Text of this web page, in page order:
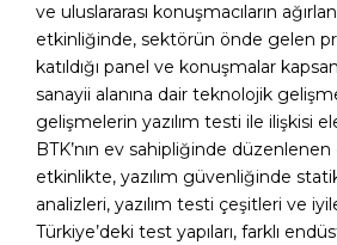
ve uluslararası konuşmacıların
etkinliğinde, sektörün önde gelen
katıldığı panel ve konuşmalar
sanayii alanına dair teknolojik
gelişmelerin yazılım testi ile ilişkisi ele
BTK’nın ev sahipliğinde
etkinlikte, yazılım güvenliğinde
analizleri, yazılım testi çeşitleri ve
Türkiye’deki test yapıları, farklı